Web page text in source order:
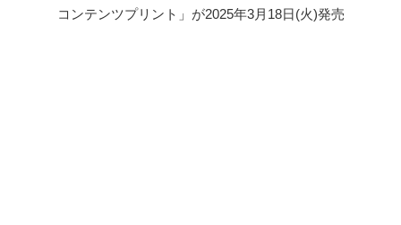
コンテンツプリント」が2025年3月18日(火)発売